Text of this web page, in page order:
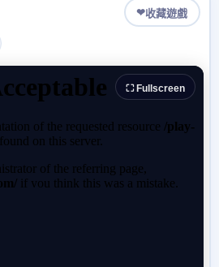
❤收藏遊戲
⛶ Fullscreen